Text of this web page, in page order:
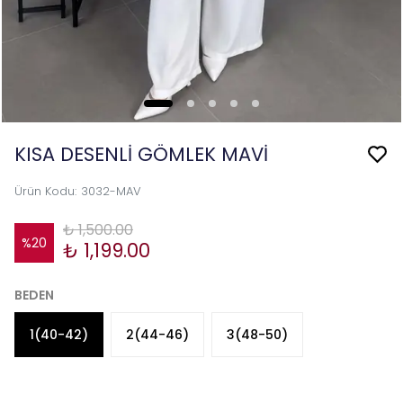
KISA DESENLİ GÖMLEK MAVİ
Ürün Kodu: 3032-MAV
%20
₺ 1,500.00
₺ 1,199.00
BEDEN
1(40-42) 2(44-46) 3(48-50)